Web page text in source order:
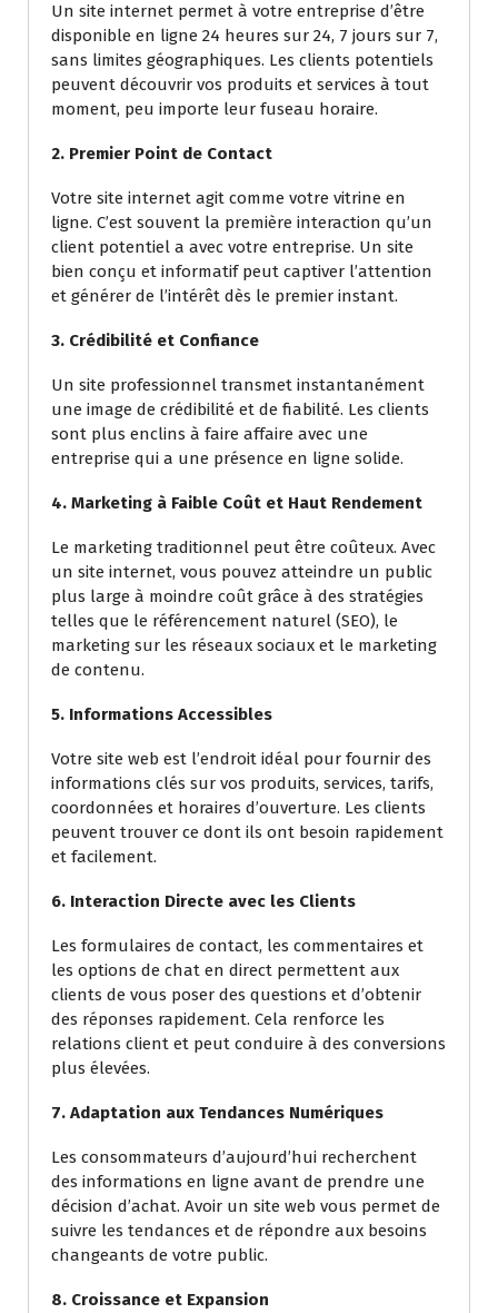
Un site internet permet à votre entreprise d’être
disponible en ligne 24 heures sur 24, 7 jours sur 7,
sans limites géographiques. Les clients potentiels
peuvent découvrir vos produits et services à tout
moment, peu importe leur fuseau horaire.
2. Premier Point de Contact
Votre site internet agit comme votre vitrine en
ligne. C’est souvent la première interaction qu’un
client potentiel a avec votre entreprise. Un site
bien conçu et informatif peut captiver l’attention
et générer de l’intérêt dès le premier instant.
3. Crédibilité et Confiance
Un site professionnel transmet instantanément
une image de crédibilité et de fiabilité. Les clients
sont plus enclins à faire affaire avec une
entreprise qui a une présence en ligne solide.
4. Marketing à Faible Coût et Haut Rendement
Le marketing traditionnel peut être coûteux. Avec
un site internet, vous pouvez atteindre un public
plus large à moindre coût grâce à des stratégies
telles que le référencement naturel (SEO), le
marketing sur les réseaux sociaux et le marketing
de contenu.
5. Informations Accessibles
Votre site web est l’endroit idéal pour fournir des
informations clés sur vos produits, services, tarifs,
coordonnées et horaires d’ouverture. Les clients
peuvent trouver ce dont ils ont besoin rapidement
et facilement.
6. Interaction Directe avec les Clients
Les formulaires de contact, les commentaires et
les options de chat en direct permettent aux
clients de vous poser des questions et d’obtenir
des réponses rapidement. Cela renforce les
relations client et peut conduire à des conversions
plus élevées.
7. Adaptation aux Tendances Numériques
Les consommateurs d’aujourd’hui recherchent
des informations en ligne avant de prendre une
décision d’achat. Avoir un site web vous permet de
suivre les tendances et de répondre aux besoins
changeants de votre public.
8. Croissance et Expansion